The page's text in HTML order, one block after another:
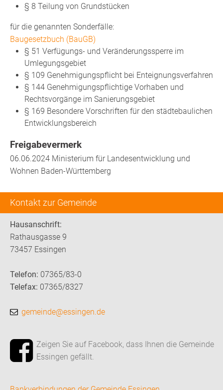
Kontakt zur Gemeinde
Hausanschrift:
Rathausgasse 9
73457 Essingen
Telefon: 07365/83-0
Telefax: 07365/8327
gemeinde@essingen.de
Zeigen Sie auf Facebook, dass Ihnen die Gemeinde
Essingen gefällt.
§ 8 Teilung von Grundstücken
für die genannten Sonderfälle:
Baugesetzbuch (BauGB)
§ 51 Verfügungs- und Veränderungssperre im
Umlegungsgebiet
§ 109 Genehmigungspflicht bei Enteignungsverfahren
§ 144 Genehmigungspflichtige Vorhaben und
Rechtsvorgänge im Sanierungsgebiet
§ 169 Besondere Vorschriften für den städtebaulichen
Entwicklungsbereich
Freigabevermerk
06.06.2024 Ministerium für Landesentwicklung und
Wohnen Baden-Württemberg